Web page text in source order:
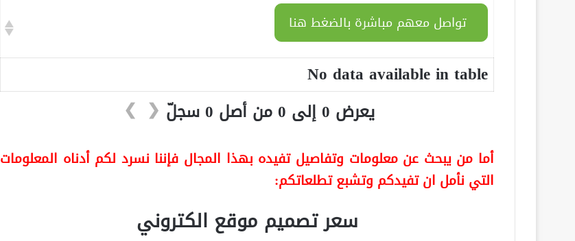
تواصل معهم مباشرة بالضغط هنا
No data available in table
يعرض 0 إلى 0 من أصل 0 سجلّ
❮
❯
أما من يبحث عن معلومات وتفاصيل تفيده بهذا المجال فإننا نسرد لكم أدناه المعلومات
التي نأمل ان تفيدكم وتشبع تطلعاتكم:
سعر تصميم موقع الكتروني